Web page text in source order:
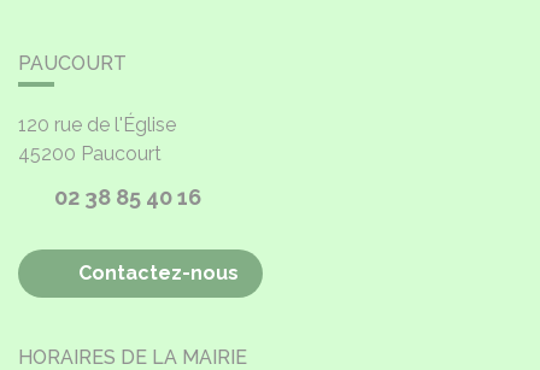
PAUCOURT
120 rue de l'Église
45200 Paucourt
02 38 85 40 16
Contactez-nous
HORAIRES DE LA MAIRIE